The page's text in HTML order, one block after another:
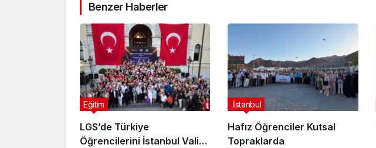
Benzer Haberler
LGS’de Türkiye
Öğrencilerini İstanbul Valisi
Eğitim
Hafız Öğrenciler Kutsal
Topraklarda
.İstanbul